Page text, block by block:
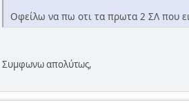
Οφείλω να πω οτι τα πρωτα 2 ΣΛ που
Συμφωνω απολύτως,